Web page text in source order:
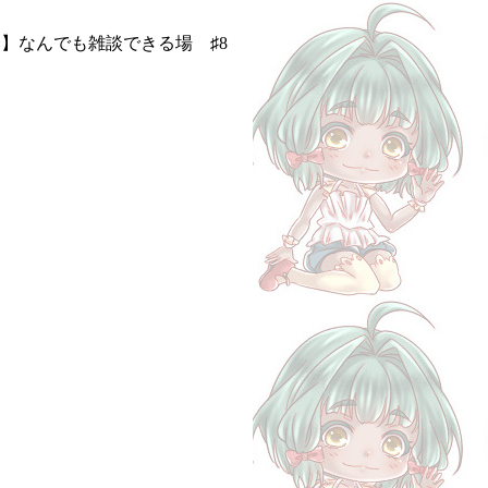
なんでも雑談できる場 ♯8